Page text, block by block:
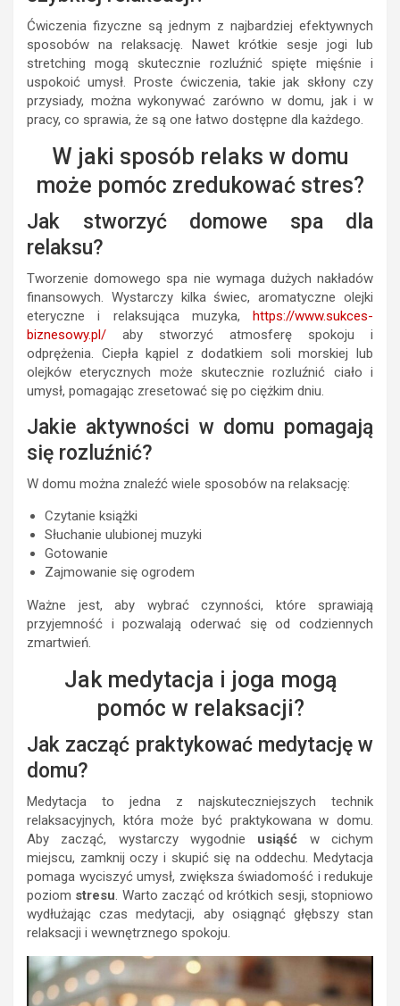
Ćwiczenia fizyczne są jednym z najbardziej efektywnych
sposobów na relaksację. Nawet krótkie sesje jogi lub
stretching mogą skutecznie rozluźnić spięte mięśnie i
uspokoić umysł. Proste ćwiczenia, takie jak skłony czy
przysiady, można wykonywać zarówno w domu, jak i w
pracy, co sprawia, że są one łatwo dostępne dla każdego.
W jaki sposób relaks w domu
może pomóc zredukować stres?
Jak stworzyć domowe spa dla
relaksu?
Tworzenie domowego spa nie wymaga dużych nakładów
finansowych. Wystarczy kilka świec, aromatyczne olejki
eteryczne i relaksująca muzyka,
https://www.sukces-
biznesowy.pl/ aby stworzyć atmosferę spokoju i
odprężenia. Ciepła kąpiel z dodatkiem soli morskiej lub
olejków eterycznych może skutecznie rozluźnić ciało i
umysł, pomagając zresetować się po ciężkim dniu.
Jakie aktywności w domu pomagają
się rozluźnić?
W domu można znaleźć wiele sposobów na relaksację:
Czytanie książki
Słuchanie ulubionej muzyki
Gotowanie
Zajmowanie się ogrodem
Ważne jest, aby wybrać czynności, które sprawiają
przyjemność i pozwalają oderwać się od codziennych
zmartwień.
Jak medytacja i joga mogą
pomóc w relaksacji?
Jak zacząć praktykować medytację w
domu?
Medytacja to jedna z najskuteczniejszych technik
relaksacyjnych, która może być praktykowana w domu.
Aby zacząć, wystarczy wygodnie usiąść w cichym
miejscu, zamknij oczy i skupić się na oddechu. Medytacja
pomaga wyciszyć umysł, zwiększa świadomość i redukuje
poziom stresu. Warto zacząć od krótkich sesji, stopniowo
wydłużając czas medytacji, aby osiągnąć głębszy stan
relaksacji i wewnętrznego spokoju.